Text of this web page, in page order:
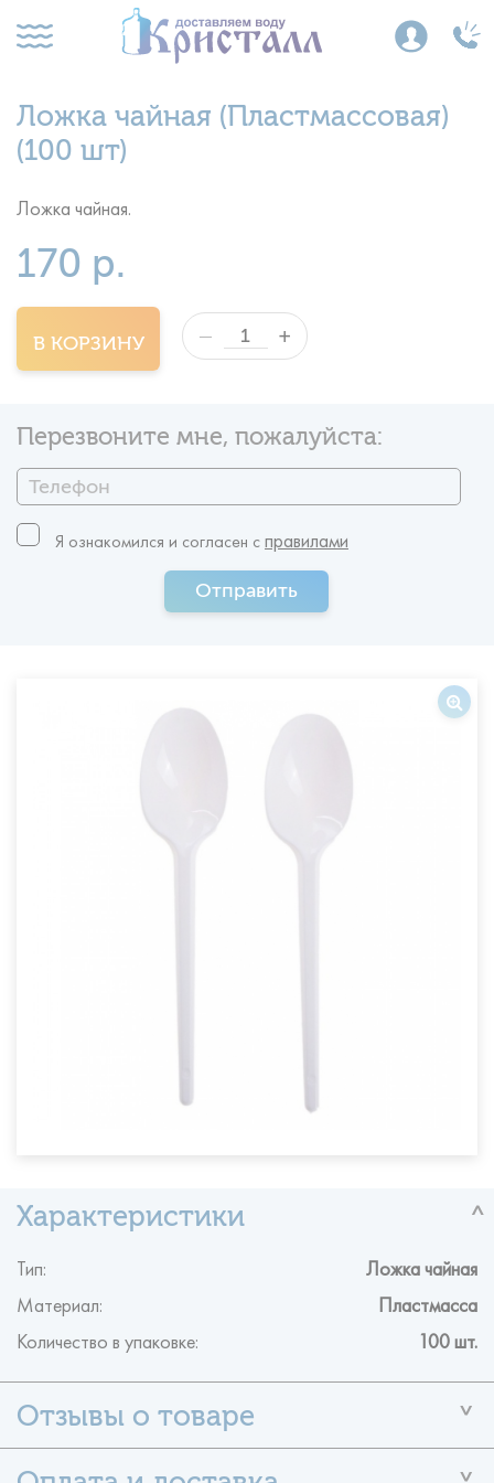
Ложка чайная (Пластмассовая)
(100 шт)
Ложка чайная.
170 р.
В КОРЗИНУ — +
Перезвоните мне, пожалуйста:
Отправить
Я ознакомился и согласен c
Тип: Ложка чайная
Материал: Пластмасса
Количество в упаковке: 100 шт.